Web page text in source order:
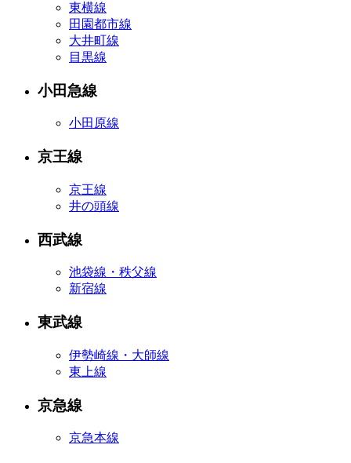
東横線
田園都市線
大井町線
目黒線
小田急線
小田原線
京王線
京王線
井の頭線
西武線
池袋線・秩父線
新宿線
東武線
伊勢崎線・大師線
東上線
京急線
京急本線